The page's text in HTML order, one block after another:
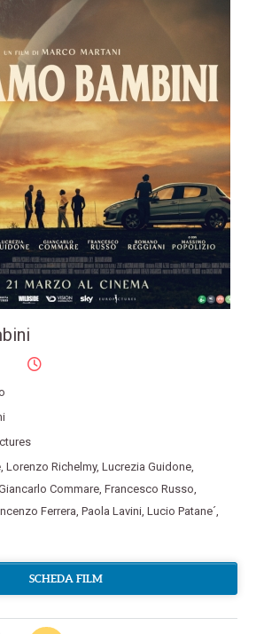
Lorenzo Richelmy, Lucrezia Guidone
Commare Francesco Russo
Ferrera Paola Lavini Lucio Patane´
SCHEDA FILM